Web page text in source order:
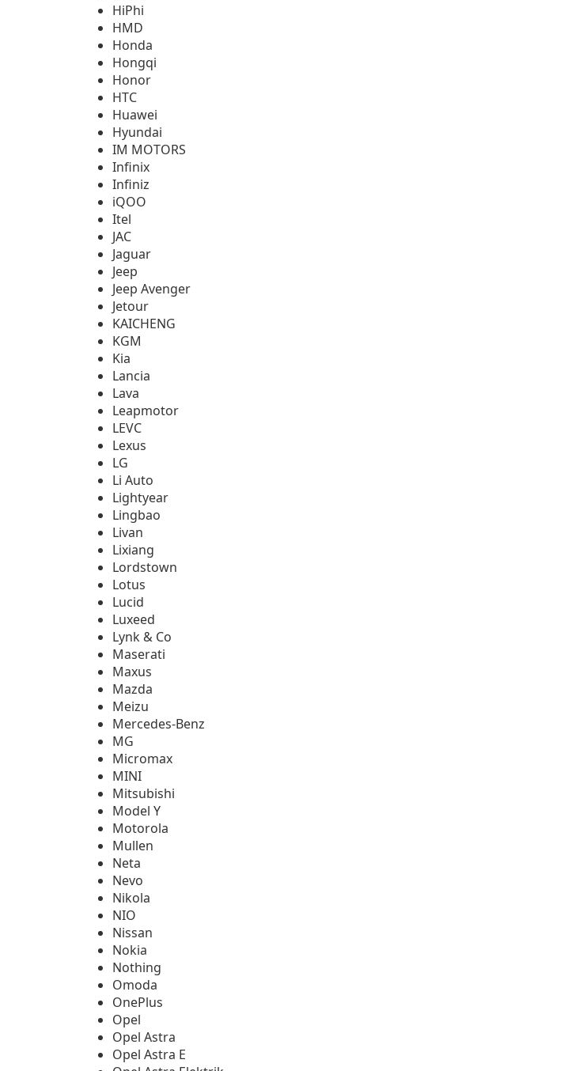
HiPhi
HMD
Honda
Hongqi
Honor
HTC
Huawei
Hyundai
IM MOTORS
Infinix
Infiniz
iQOO
Itel
JAC
Jaguar
Jeep
Jeep Avenger
Jetour
KAICHENG
KGM
Kia
Lancia
Lava
Leapmotor
LEVC
Lexus
LG
Li Auto
Lightyear
Lingbao
Livan
Lixiang
Lordstown
Lotus
Lucid
Luxeed
Lynk & Co
Maserati
Maxus
Mazda
Meizu
Mercedes-Benz
MG
Micromax
MINI
Mitsubishi
Model Y
Motorola
Mullen
Neta
Nevo
Nikola
NIO
Nissan
Nokia
Nothing
Omoda
OnePlus
Opel
Opel Astra
Opel Astra E